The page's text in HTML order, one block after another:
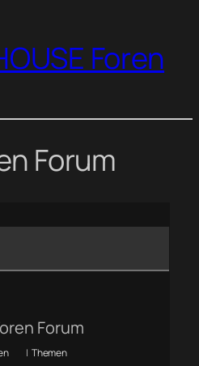
Foren
Forum
Forum
| Themen